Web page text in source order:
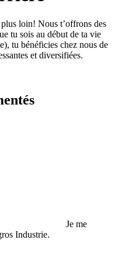
loin! Nous t’offrons des
tu sois au début de ta vie
tu bénéficies chez nous de
et diversifiées.
Je me
Industrie.